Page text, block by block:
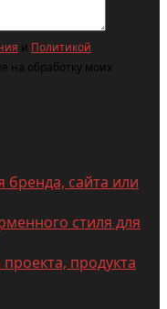
и Политикой
на обработку моих
бренда, сайта или
стиля для
продукта